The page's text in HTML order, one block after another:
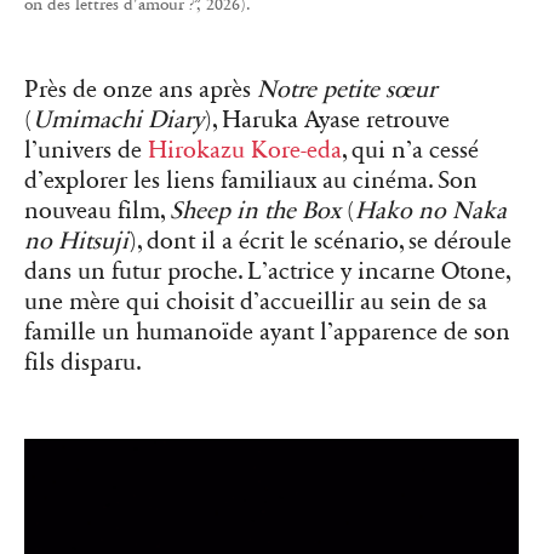
on des lettres d'amour ?”, 2026).
Près de onze ans après Notre petite sœur
( Umimachi Diary), Haruka Ayase retrouve
l’univers de Hirokazu Kore-eda, qui n’a cessé
d’explorer les liens familiaux au cinéma. Son
nouveau film, Sheep in the Box(Hako no Naka
no Hitsuji), dont il a écrit le scénario, se déroule
dans un futur proche. L’actrice y incarne Otone,
une mère qui choisit d’accueillir au sein de sa
famille un humanoïde ayant l’apparence de son
fils disparu.